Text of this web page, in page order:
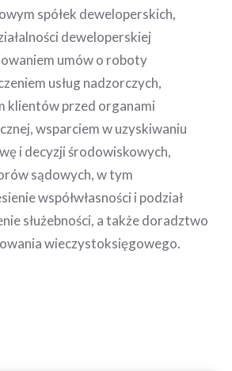
spółek deweloperskich,
deweloperskiej
umów o roboty
usług nadzorczych,
klientów przed organami
wsparciem w uzyskiwaniu
i decyzji środowiskowych,
sądowych, w tym
współwłasności i podział
służebności, a także doradztwo
wieczystoksięgowego.